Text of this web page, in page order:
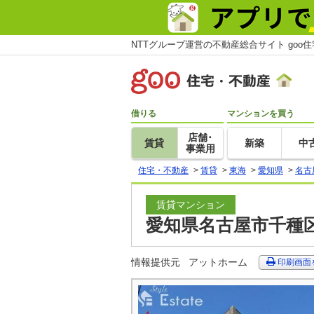
NTTグループ運営の不動産総合サイト goo
借りる
賃貸
店舗･
事業用
マンションを買う
新築 中
住宅・不動産 > 賃貸 > 東海 > 愛知県 > 名古
賃貸マンション
愛知県名古屋市千種
情報提供元 アットホーム 印刷画面